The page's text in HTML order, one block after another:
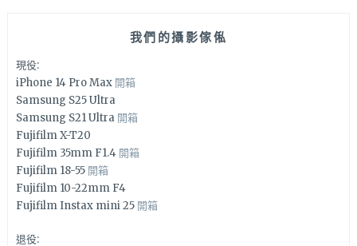
我們的攝影傢俬
現役:
iPhone 14 Pro Max 開箱
Samsung S25 Ultra
Samsung S21 Ultra 開箱
Fujifilm X-T20
Fujifilm 35mm F1.4 開箱
Fujifilm 18-55 開箱
Fujifilm 10-22mm F4
Fujifilm Instax mini 25 開箱
退役: